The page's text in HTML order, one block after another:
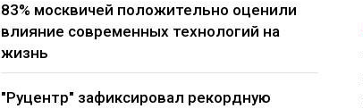
83% москвичей положительно оценили
влияние современных технологий на
жизнь
"Руцентр" зафиксировал рекордную